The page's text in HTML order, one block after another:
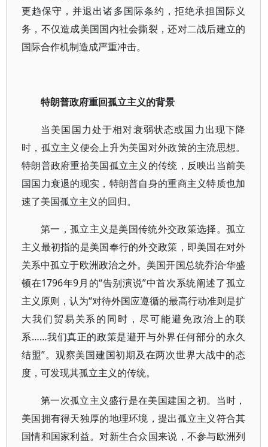
更趋保守，并退出诸多国际条约，拒绝承担国际义
务，不仅造成美国国内社会撕裂，还对二战后建立的
国际合作机制造成严重冲击。
特朗普政府重回孤立主义的背景
当美国国力处于相对衰弱状态或国力出现下降
时，孤立主义便会上升为美国对外政策的主流思想。
特朗普政府重拾美国孤立主义的传统，反映出当前美
国国力衰退的现实，特朗普自身的重商主义特质也加
速了美国孤立主义的回归。
第一，孤立主义是美国传统外交政策选择。孤立
主义最初指的是美国奉行的外交政策，即美国在对外
关系中孤立于欧洲政治之外。美国开国总统乔治·华盛
顿在1796年9月的“告别演说”中首次系统阐述了孤立
主义原则，认为“对待外国应遵循的最高行动准则是扩
大我们贸易关系的同时，尽可能避免政治上的联
系……我们真正的政策是避开与外界任何部分的永久
结盟”。观察美国建国初期及在两次世界大战中的态
度，可发现其孤立主义的传统。
第一次孤立主义盛行是在美国建国之初。当时，
美国拥有得天独厚的地理环境，提出孤立主义符合其
国情和国家利益。对新生合众国来说，不参与欧洲列